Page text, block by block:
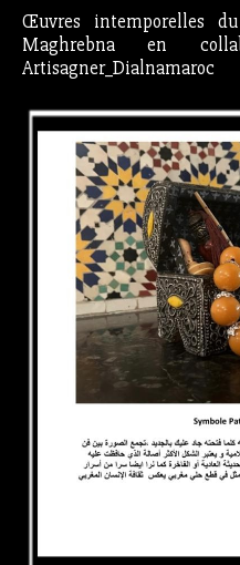
Œuvres intemporelles
Maghrebna en
Artisagner_Dialnamaroc